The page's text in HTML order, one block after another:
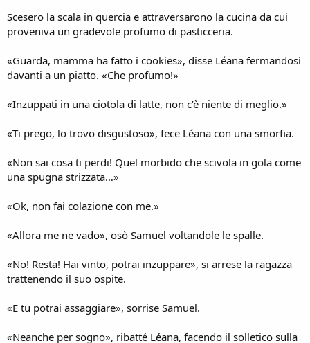
Scesero la scala in quercia e attraversarono la cucina da cui
proveniva un gradevole profumo di pasticceria.
«Guarda, mamma ha fatto i cookies», disse Léana fermandosi
davanti a un piatto. «Che profumo!»
«Inzuppati in una ciotola di latte, non c’è niente di meglio.»
«Ti prego, lo trovo disgustoso», fece Léana con una smorfia.
«Non sai cosa ti perdi! Quel morbido che scivola in gola come
una spugna strizzata…»
«Ok, non fai colazione con me.»
«Allora me ne vado», osò Samuel voltandole le spalle.
«No! Resta! Hai vinto, potrai inzuppare», si arrese la ragazza
trattenendo il suo ospite.
«E tu potrai assaggiare», sorrise Samuel.
«Neanche per sogno», ribatté Léana, facendo il solletico sulla